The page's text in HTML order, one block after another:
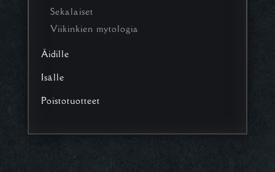
Sekalaiset
Viikinkien mytologia
Äidille
Isälle
Poistotuotteet